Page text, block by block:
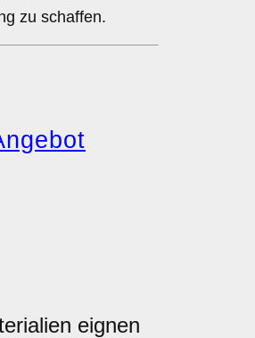
zu schaffen.
eignen